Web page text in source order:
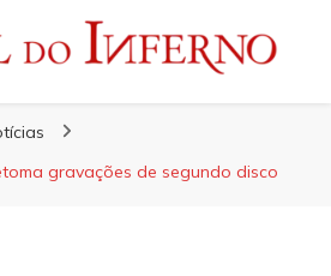
gravações de segundo disco